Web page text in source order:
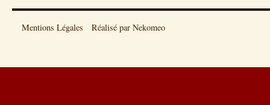
Mentions Légales Réalisé par Nekomeo